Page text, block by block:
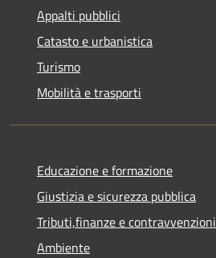
Appalti pubblici
Catasto e urbanistica
Turismo
Mobilità e trasporti
Educazione e formazione
Giustizia e sicurezza pubblica
Tributi,finanze e contravvenzioni
Ambiente